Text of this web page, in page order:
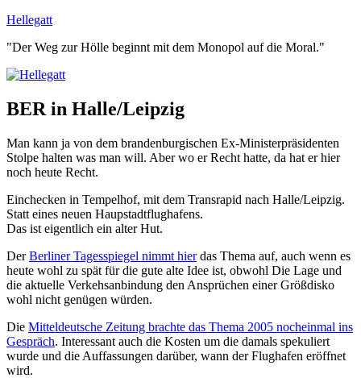
Zum
springen
Hellegatt
"Der Weg zur Hölle beginnt mit dem Monopol auf die Moral."
BER in Halle/Leipzig
Man kann ja von dem brandenburgischen Ex-Ministerpräsidenten
Stolpe halten was man will. Aber wo er Recht hatte, da hat er hier
noch heute Recht.
Einchecken in Tempelhof, mit dem Transrapid nach Halle/Leipzig.
Statt eines neuen Haupstadtflughafens.
Das ist eigentlich ein alter Hut.
DerBerliner Tagesspiegel nimmt hierdas Thema auf, auch wenn es
heute wohl zu spät für die gute alte Idee ist, obwohl Die Lage und
die aktuelle Verkehsanbindung den Ansprüchen einer Größdisko
wohl nicht genügen würden.
Die Mitteldeutsche Zeitung brachte das Thema 2005 nocheinmal ins
Gespräch. Interessant auch die Kosten um die damals spekuliert
wurde und die Auffassungen darüber, wann der Flughafen eröffnet
wird.